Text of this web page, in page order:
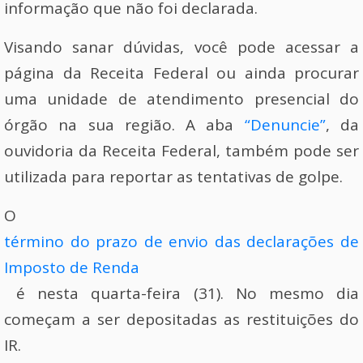
informação que não foi declarada.
Visando sanar dúvidas, você pode acessar a
página da Receita Federal ou ainda procurar
uma unidade de atendimento presencial do
órgão na sua região. A aba “Denuncie”, da
ouvidoria da Receita Federal, também pode ser
utilizada para reportar as tentativas de golpe.
O
término do prazo de envio das declarações de
Imposto de Renda
é nesta quarta-feira (31). No mesmo dia
começam a ser depositadas as restituições do
IR.